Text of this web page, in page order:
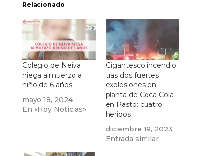
Relacionado
Colegio de Neiva
niega almuerzo a
niño de 6 años
mayo 18, 2024
En «Hoy Noticias»
Gigantesco incendio
tras dos fuertes
explosiones en
planta de Coca Cola
en Pasto: cuatro
heridos
diciembre 19, 2023
Entrada similar